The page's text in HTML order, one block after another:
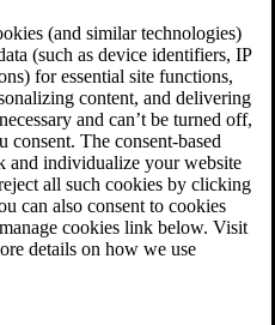
(and similar technologies)
(such as device identifiers, IP
for essential site functions,
content, and delivering
and can’t be turned off,
The consent-based
and individualize your website
all such cookies by clicking
can also consent to cookies
cookies link below. Visit
details on how we use